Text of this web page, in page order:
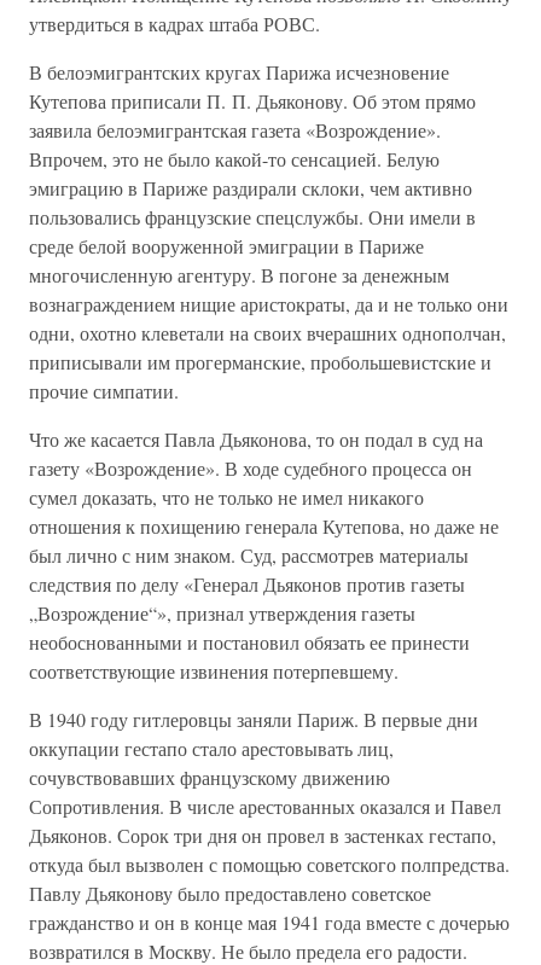
утвердиться в кадрах штаба РОВС.
В белоэмигрантских кругах Парижа исчезновение
Кутепова приписали П. П. Дьяконову. Об этом прямо
заявила белоэмигрантская газета «Возрождение».
Впрочем, это не было какой-то сенсацией. Белую
эмиграцию в Париже раздирали склоки, чем активно
пользовались французские спецслужбы. Они имели в
среде белой вооруженной эмиграции в Париже
многочисленную агентуру. В погоне за денежным
вознаграждением нищие аристократы, да и не только они
одни, охотно клеветали на своих вчерашних однополчан,
приписывали им прогерманские, пробольшевистские и
прочие симпатии.
Что же касается Павла Дьяконова, то он подал в суд на
газету «Возрождение». В ходе судебного процесса он
сумел доказать, что не только не имел никакого
отношения к похищению генерала Кутепова, но даже не
был лично с ним знаком. Суд, рассмотрев материалы
следствия по делу «Генерал Дьяконов против газеты
„Возрождение“», признал утверждения газеты
необоснованными и постановил обязать ее принести
соответствующие извинения потерпевшему.
В 1940 году гитлеровцы заняли Париж. В первые дни
оккупации гестапо стало арестовывать лиц,
сочувствовавших французскому движению
Сопротивления. В числе арестованных оказался и Павел
Дьяконов. Сорок три дня он провел в застенках гестапо,
откуда был вызволен с помощью советского полпредства.
Павлу Дьяконову было предоставлено советское
гражданство и он в конце мая 1941 года вместе с дочерью
возвратился в Москву. Не было предела его радости.